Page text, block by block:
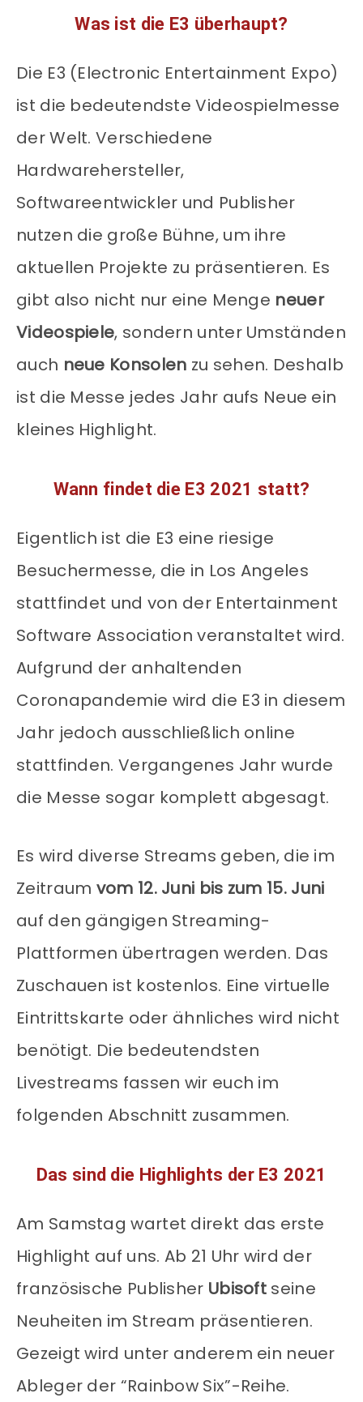
Was ist die E3 überhaupt?
Die E3 (Electronic Entertainment Expo)
ist die bedeutendste Videospielmesse
der Welt. Verschiedene
Hardwarehersteller,
Softwareentwickler und Publisher
nutzen die große Bühne, um ihre
aktuellen Projekte zu präsentieren. Es
gibt also nicht nur eine Menge neuer
Videospiele, sondern unter Umständen
auch neue Konsolen zu sehen. Deshalb
ist die Messe jedes Jahr aufs Neue ein
kleines Highlight.
Wann findet die E3 2021 statt?
Eigentlich ist die E3 eine riesige
Besuchermesse, die in Los Angeles
stattfindet und von der Entertainment
Software Association veranstaltet wird.
Aufgrund der anhaltenden
Coronapandemie wird die E3 in diesem
Jahr jedoch ausschließlich online
stattfinden. Vergangenes Jahr wurde
die Messe sogar komplett abgesagt.
Es wird diverse Streams geben, die im
Zeitraum vom 12. Juni bis zum 15. Juni
auf den gängigen Streaming-
Plattformen übertragen werden. Das
Zuschauen ist kostenlos. Eine virtuelle
Eintrittskarte oder ähnliches wird nicht
benötigt. Die bedeutendsten
Livestreams fassen wir euch im
folgenden Abschnitt zusammen.
Das sind die Highlights der E3 2021
Am Samstag wartet direkt das erste
Highlight auf uns. Ab 21 Uhr wird der
französische Publisher Ubisoft seine
Neuheiten im Stream präsentieren.
Gezeigt wird unter anderem ein neuer
Ableger der “Rainbow Six”-Reihe.